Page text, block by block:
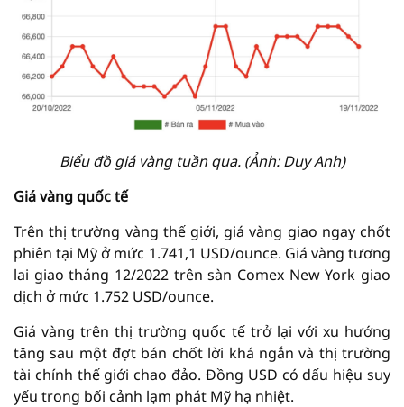
Biểu đồ giá vàng tuần qua. (Ảnh: Duy Anh)
Giá vàng quốc tế
Trên thị trường vàng thế giới, giá vàng giao ngay chốt
phiên tại Mỹ ở mức 1.741,1 USD/ounce. Giá vàng tương
lai giao tháng 12/2022 trên sàn Comex New York giao
dịch ở mức 1.752 USD/ounce.
Giá vàng trên thị trường quốc tế trở lại với xu hướng
tăng sau một đợt bán chốt lời khá ngắn và thị trường
tài chính thế giới chao đảo. Đồng USD có dấu hiệu suy
yếu trong bối cảnh lạm phát Mỹ hạ nhiệt.